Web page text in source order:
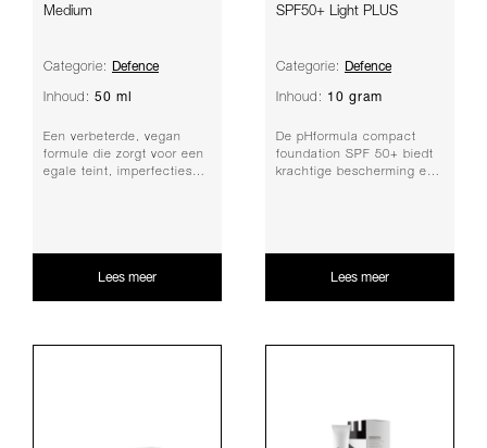
Medium
Categorie: Defence
Inhoud: 50 ml
Een verbeterde, vegan
formule die zorgt voor een
egale teint, imperfecties
Lees meer
SPF50+ Light PLUS
Categorie: Defence
Inhoud: 10 gram
De pHformula compact
foundation SPF 50+ biedt
krachtige bescherming en
Lees meer